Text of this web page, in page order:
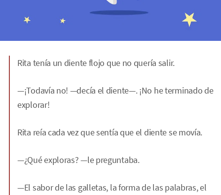
Rita tenía un diente flojo que no quería salir.
—¡Todavía no! —decía el diente—. ¡No he terminado de
explorar!
Rita reía cada vez que sentía que el diente se movía.
—¿Qué exploras? —le preguntaba.
—El sabor de las galletas, la forma de las palabras, el